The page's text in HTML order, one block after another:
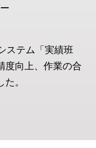
ステム「実績班
度向上、作業の合
。